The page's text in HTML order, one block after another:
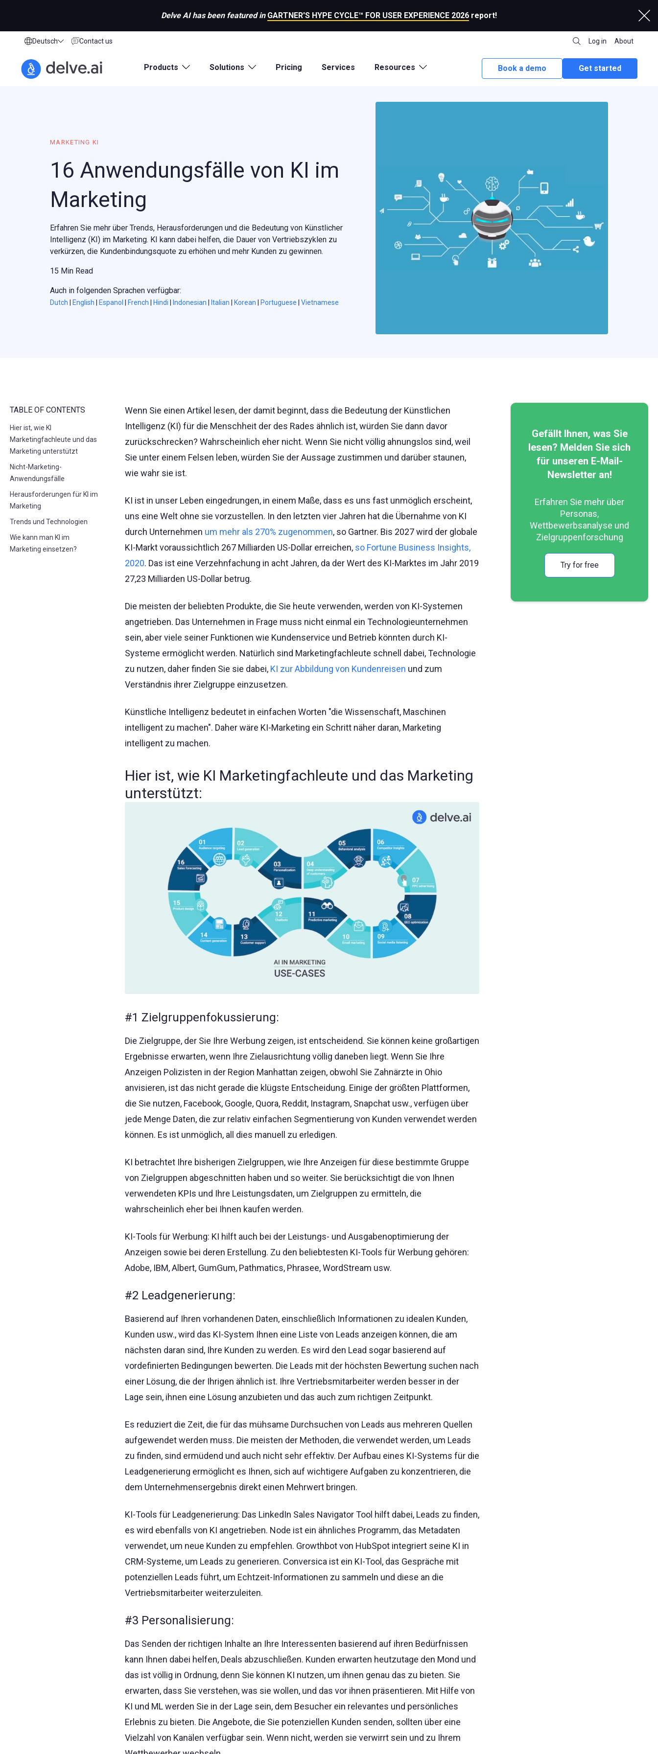
Delve AI has been featured in GARTNER'S HYPE CYCLE™ FOR USER EXPERIENCE 2026 report!
Deutsch Contact us Log in About
Products Solutions Pricing Services Resources Book a demo Get started
MARKETING KI
16 Anwendungsfälle von KI im
Marketing
Erfahren Sie mehr über Trends, Herausforderungen und die Bedeutung von Künstlicher
Intelligenz (KI) im Marketing. KI kann dabei helfen, die Dauer von Vertriebszyklen zu
verkürzen, die Kundenbindungsquote zu erhöhen und mehr Kunden zu gewinnen.
15 Min Read
Auch in folgenden Sprachen verfügbar:
Dutch | English | Espanol | French | Hindi | Indonesian | Italian | Korean | Portuguese | Vietnamese
TABLE OF CONTENTS
Hier ist, wie KI
Marketingfachleute und das
Marketing unterstützt
Nicht-Marketing-
Anwendungsfälle
Herausforderungen für KI im
Marketing
Trends und Technologien
Wie kann man KI im
Marketing einsetzen?
Wenn Sie einen Artikel lesen, der damit beginnt, dass die Bedeutung der Künstlichen
Intelligenz (KI) für die Menschheit der des Rades ähnlich ist, würden Sie dann davor
zurückschrecken? Wahrscheinlich eher nicht. Wenn Sie nicht völlig ahnungslos sind, weil
Sie unter einem Felsen leben, würden Sie der Aussage zustimmen und darüber staunen,
wie wahr sie ist.
KI ist in unser Leben eingedrungen, in einem Maße, dass es uns fast unmöglich erscheint,
uns eine Welt ohne sie vorzustellen. In den letzten vier Jahren hat die Übernahme von KI
durch Unternehmen um mehr als 270% zugenommen, so Gartner. Bis 2027 wird der globale
KI-Markt voraussichtlich 267 Milliarden US-Dollar erreichen, so Fortune Business Insights,
2020. Das ist eine Verzehnfachung in acht Jahren, da der Wert des KI-Marktes im Jahr 2019
27,23 Milliarden US-Dollar betrug.
Die meisten der beliebten Produkte, die Sie heute verwenden, werden von KI-Systemen
angetrieben. Das Unternehmen in Frage muss nicht einmal ein Technologieunternehmen
sein, aber viele seiner Funktionen wie Kundenservice und Betrieb könnten durch KI-
Systeme ermöglicht werden. Natürlich sind Marketingfachleute schnell dabei, Technologie
zu nutzen, daher finden Sie sie dabei, KI zur Abbildung von Kundenreisen und zum
Verständnis ihrer Zielgruppe einzusetzen.
Künstliche Intelligenz bedeutet in einfachen Worten "die Wissenschaft, Maschinen
intelligent zu machen". Daher wäre KI-Marketing ein Schritt näher daran, Marketing
intelligent zu machen.
Hier ist, wie KI Marketingfachleute und das Marketing
unterstützt:
#1 Zielgruppenfokussierung:
Die Zielgruppe, der Sie Ihre Werbung zeigen, ist entscheidend. Sie können keine großartigen
Ergebnisse erwarten, wenn Ihre Zielausrichtung völlig daneben liegt. Wenn Sie Ihre
Anzeigen Polizisten in der Region Manhattan zeigen, obwohl Sie Zahnärzte in Ohio
anvisieren, ist das nicht gerade die klügste Entscheidung. Einige der größten Plattformen,
die Sie nutzen, Facebook, Google, Quora, Reddit, Instagram, Snapchat usw., verfügen über
jede Menge Daten, die zur relativ einfachen Segmentierung von Kunden verwendet werden
können. Es ist unmöglich, all dies manuell zu erledigen.
KI betrachtet Ihre bisherigen Zielgruppen, wie Ihre Anzeigen für diese bestimmte Gruppe
von Zielgruppen abgeschnitten haben und so weiter. Sie berücksichtigt die von Ihnen
verwendeten KPIs und Ihre Leistungsdaten, um Zielgruppen zu ermitteln, die
wahrscheinlich eher bei Ihnen kaufen werden.
KI-Tools für Werbung: KI hilft auch bei der Leistungs- und Ausgabenoptimierung der
Anzeigen sowie bei deren Erstellung. Zu den beliebtesten KI-Tools für Werbung gehören:
Adobe, IBM, Albert, GumGum, Pathmatics, Phrasee, WordStream usw.
#2 Leadgenerierung:
Basierend auf Ihren vorhandenen Daten, einschließlich Informationen zu idealen Kunden,
Kunden usw., wird das KI-System Ihnen eine Liste von Leads anzeigen können, die am
nächsten daran sind, Ihre Kunden zu werden. Es wird den Lead sogar basierend auf
vordefinierten Bedingungen bewerten. Die Leads mit der höchsten Bewertung suchen nach
einer Lösung, die der Ihrigen ähnlich ist. Ihre Vertriebsmitarbeiter werden besser in der
Lage sein, ihnen eine Lösung anzubieten und das auch zum richtigen Zeitpunkt.
Es reduziert die Zeit, die für das mühsame Durchsuchen von Leads aus mehreren Quellen
aufgewendet werden muss. Die meisten der Methoden, die verwendet werden, um Leads
zu finden, sind ermüdend und auch nicht sehr effektiv. Der Aufbau eines KI-Systems für die
Leadgenerierung ermöglicht es Ihnen, sich auf wichtigere Aufgaben zu konzentrieren, die
dem Unternehmensergebnis direkt einen Mehrwert bringen.
KI-Tools für Leadgenerierung: Das LinkedIn Sales Navigator Tool hilft dabei, Leads zu finden,
es wird ebenfalls von KI angetrieben. Node ist ein ähnliches Programm, das Metadaten
verwendet, um neue Kunden zu empfehlen. Growthbot von HubSpot integriert seine KI in
CRM-Systeme, um Leads zu generieren. Conversica ist ein KI-Tool, das Gespräche mit
potenziellen Leads führt, um Echtzeit-Informationen zu sammeln und diese an die
Vertriebsmitarbeiter weiterzuleiten.
#3 Personalisierung:
Das Senden der richtigen Inhalte an Ihre Interessenten basierend auf ihren Bedürfnissen
kann Ihnen dabei helfen, Deals abzuschließen. Kunden erwarten heutzutage den Mond und
das ist völlig in Ordnung, denn Sie können KI nutzen, um ihnen genau das zu bieten. Sie
erwarten, dass Sie verstehen, was sie wollen, und das vor ihnen präsentieren. Mit Hilfe von
KI und ML werden Sie in der Lage sein, dem Besucher ein relevantes und persönliches
Erlebnis zu bieten. Die Angebote, die Sie potenziellen Kunden senden, sollten über eine
Vielzahl von Kanälen verfügbar sein. Wenn nicht, werden sie verwirrt sein und zu Ihrem
Gefällt Ihnen, was Sie
lesen? Melden Sie sich
für unseren E-Mail-
Newsletter an!
Erfahren Sie mehr über
Personas,
Wettbewerbsanalyse und
Zielgruppenforschung
Try for free